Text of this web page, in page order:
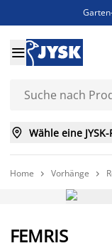
Bist du

 Wähle eine
Home  Vorhänge 
FEMRIS